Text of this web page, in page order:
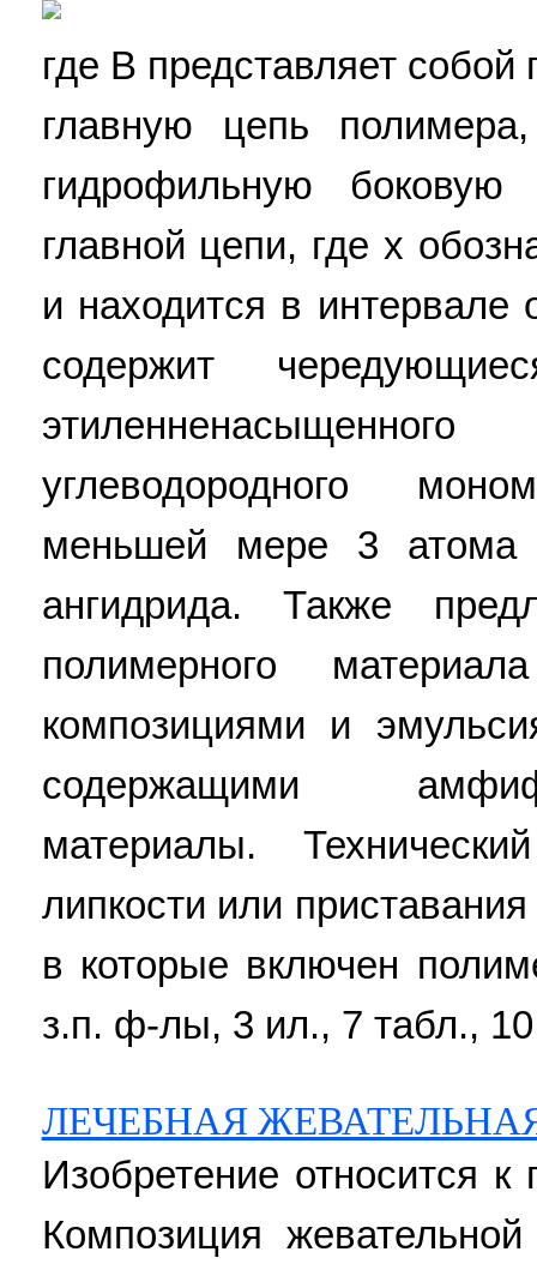
где В представляет
главную цепь
гидрофильную
главной цепи, где х
и находится в
содержит
углеводородного
меньшей мере 3 атома
ангидрида. Также
полимерного
композициями и
содержащими
материалы.
липкости или
в которые включен
з.п. ф-лы, 3 ил., 7 табл.,
ЛЕЧЕБНАЯ
Изобретение относится
Композиция